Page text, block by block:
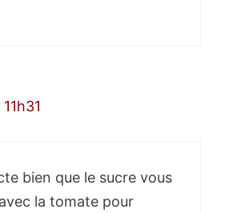
bien que le sucre vous
la tomate pour